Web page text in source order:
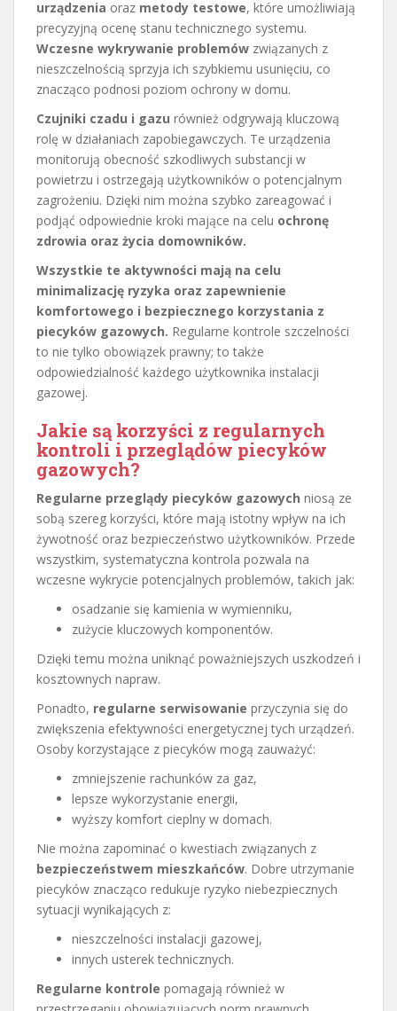
urządzenia oraz metody testowe, które umożliwiają
precyzyjną ocenę stanu technicznego systemu.
Wczesne wykrywanie problemów związanych z
nieszczelnością sprzyja ich szybkiemu usunięciu, co
znacząco podnosi poziom ochrony w domu.
Czujniki czadu i gazu również odgrywają kluczową
rolę w działaniach zapobiegawczych. Te urządzenia
monitorują obecność szkodliwych substancji w
powietrzu i ostrzegają użytkowników o potencjalnym
zagrożeniu. Dzięki nim można szybko zareagować i
podjąć odpowiednie kroki mające na celu ochronę
zdrowia oraz życia domowników.
Wszystkie te aktywności mają na celu
minimalizację ryzyka oraz zapewnienie
komfortowego i bezpiecznego korzystania z
piecyków gazowych. Regularne kontrole szczelności
to nie tylko obowiązek prawny; to także
odpowiedzialność każdego użytkownika instalacji
gazowej.
Jakie są korzyści z regularnych
kontroli i przeglądów piecyków
gazowych?
Regularne przeglądy piecyków gazowych niosą ze
sobą szereg korzyści, które mają istotny wpływ na ich
żywotność oraz bezpieczeństwo użytkowników. Przede
wszystkim, systematyczna kontrola pozwala na
wczesne wykrycie potencjalnych problemów, takich jak:
osadzanie się kamienia w wymienniku,
zużycie kluczowych komponentów.
Dzięki temu można uniknąć poważniejszych uszkodzeń i
kosztownych napraw.
Ponadto, regularne serwisowanie przyczynia się do
zwiększenia efektywności energetycznej tych urządzeń.
Osoby korzystające z piecyków mogą zauważyć:
zmniejszenie rachunków za gaz,
lepsze wykorzystanie energii,
wyższy komfort cieplny w domach.
Nie można zapominać o kwestiach związanych z
bezpieczeństwem mieszkańców. Dobre utrzymanie
piecyków znacząco redukuje ryzyko niebezpiecznych
sytuacji wynikających z:
nieszczelności instalacji gazowej,
innych usterek technicznych.
Regularne kontrole pomagają również w